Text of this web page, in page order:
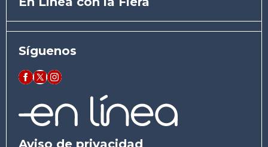
Síguenos
Aviso de privacidad